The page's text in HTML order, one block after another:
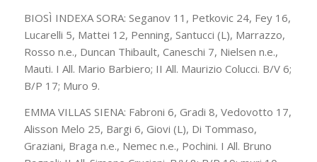
BIOSÌ INDEXA SORA: Seganov 11, Petkovic 24, Fey 16,
Lucarelli 5, Mattei 12, Penning, Santucci (L), Marrazzo,
Rosso n.e., Duncan Thibault, Caneschi 7, Nielsen n.e.,
Mauti. I All. Mario Barbiero; II All. Maurizio Colucci. B/V 6;
B/P 17; Muro 9.
EMMA VILLAS SIENA: Fabroni 6, Gradi 8, Vedovotto 17,
Alisson Melo 25, Bargi 6, Giovi (L), Di Tommaso,
Graziani, Braga n.e., Nemec n.e., Pochini. I All. Bruno